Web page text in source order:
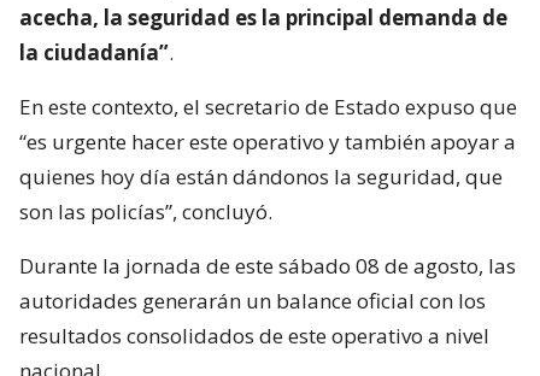
acecha, la seguridad es la principal demanda de
la ciudadanía”.
En este contexto, el secretario de Estado expuso que
“es urgente hacer este operativo y también apoyar a
quienes hoy día están dándonos la seguridad, que
son las policías”, concluyó.
Durante la jornada de este sábado 08 de agosto, las
autoridades generarán un balance oficial con los
resultados consolidados de este operativo a nivel